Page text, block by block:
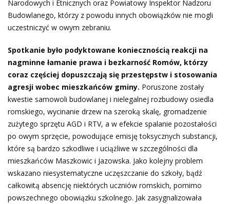
Narodowych i Etnicznych oraz Powiatowy Inspektor Nadzoru
Budowlanego, którzy z powodu innych obowiązków nie mogli
uczestniczyć w owym zebraniu.
Spotkanie było podyktowane koniecznością reakcji na
nagminne łamanie prawa i bezkarność Romów, którzy
coraz częściej dopuszczają się przestępstw i stosowania
agresji wobec mieszkańców gminy. Poruszone zostały
kwestie samowoli budowlanej i nielegalnej rozbudowy osiedla
romskiego, wycinanie drzew na szeroką skalę, gromadzenie
zużytego sprzętu AGD i RTV, a w efekcie spalanie pozostałości
po owym sprzęcie, powodujące emisję toksycznych substancji,
które są bardzo szkodliwe i uciążliwe w szczególności dla
mieszkańców Maszkowic i Jazowska. Jako kolejny problem
wskazano niesystematyczne uczęszczanie do szkoły, bądź
całkowitą absencję niektórych uczniów romskich, pomimo
powszechnego obowiązku szkolnego. Jak zasygnalizowała